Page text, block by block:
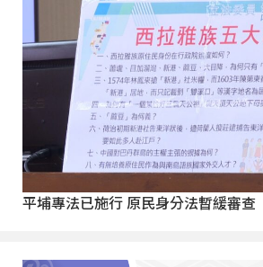
平埔專法已施行 原民身分法暫緩審查